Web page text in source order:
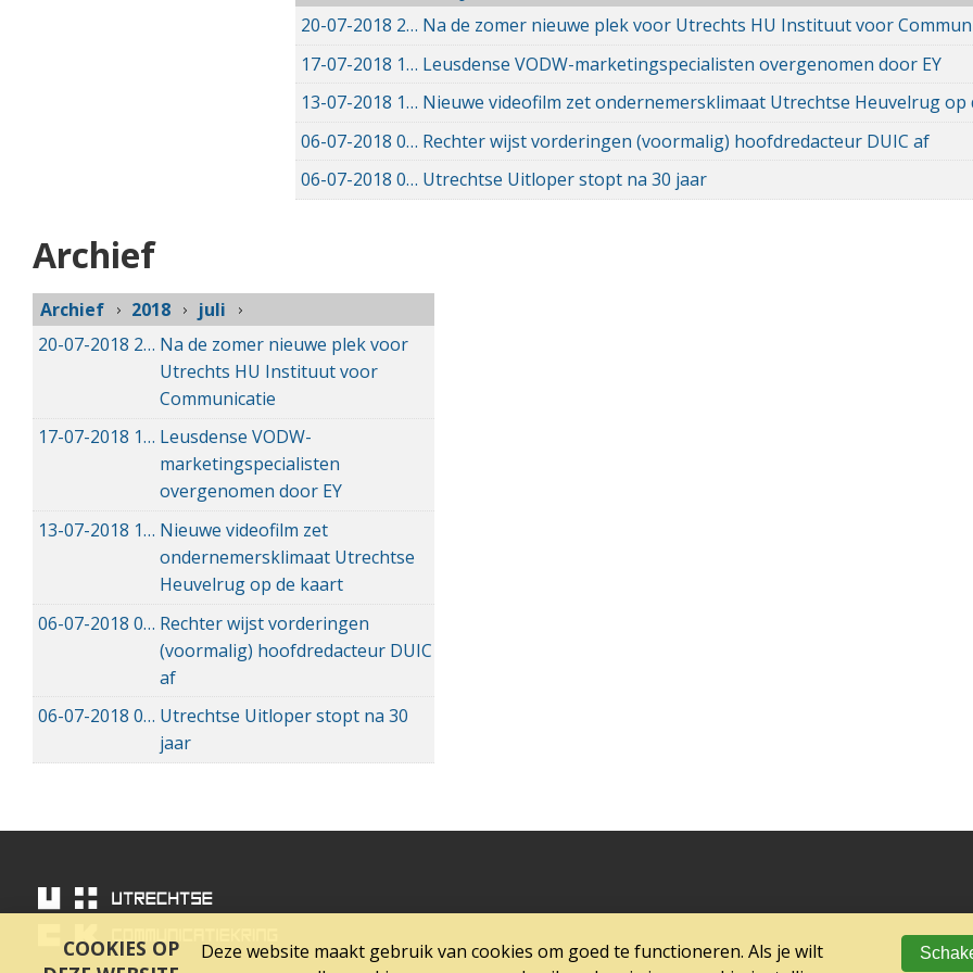
20-07-2018 20-07-2018 11:37
Na de zomer nieuwe plek voor Utrechts HU Instituut voor
17-07-2018 17-07-2018 15:25
Leusdense VODW-marketingspecialisten overgenomen door EY
13-07-2018 13-07-2018 10:46
Nieuwe videofilm zet ondernemersklimaat Utrechtse Heuvelrug op
06-07-2018 06-07-2018 13:33
Rechter wijst vorderingen (voormalig) hoofdredacteur DUIC af
06-07-2018 06-07-2018 12:50 Utrechtse Uitloper stopt na 30 jaar
Archief
Archief 2018
juli
20-07-2018 20-07-2018 11:37
Na de zomer nieuwe plek voor
Utrechts HU Instituut voor
Communicatie
17-07-2018 17-07-2018 15:25
Leusdense VODW-
marketingspecialisten
overgenomen door EY
13-07-2018 13-07-2018 10:46
Nieuwe videofilm zet
ondernemersklimaat Utrechtse
Heuvelrug op de kaart
06-07-2018 06-07-2018 13:33
Rechter wijst vorderingen
(voormalig) hoofdredacteur DUIC
af
06-07-2018 06-07-2018 12:50
Utrechtse Uitloper stopt na 30
jaar
COOKIES OP
Deze website maakt gebruik van cookies om goed te functioneren. Als je wilt